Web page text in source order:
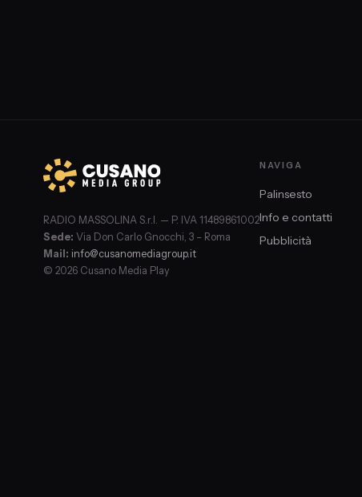
RADIO MASSOLINA S.r.l. — P. IVA 11489861002
Sede: Via Don Carlo Gnocchi, 3 – Roma
Mail: info@cusanomediagroup.it
© 2026 Cusano Media Play
NAVIGA
Palinsesto
Info e contatti
Pubblicità